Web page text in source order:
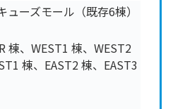
ューズモール（既存6棟）
棟、WEST1 棟、WEST2
棟、EAST2 棟、EAST3